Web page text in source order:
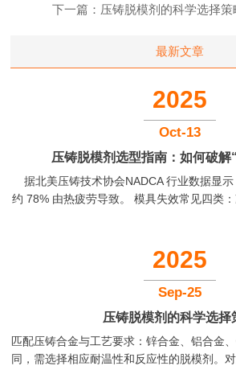
下一篇： 压铸脱模剂的科学选择策
最新文章
2025
Oct-13
压铸脱模剂选型指南：如何破解
据北美压铸技术协会NADCA 行业数据显
约 78% 由热疲劳导致。 模具失效常见四类
成膜阻断反应。据行业统计，选择适合的压
良率降低5%-40%，模具寿命延长
2025
Sep-25
压铸脱模剂的科学选择
匹配压铸合金与工艺要求：锌合金、铝合金
同，需选择相应耐温性和反应性的脱模剂。